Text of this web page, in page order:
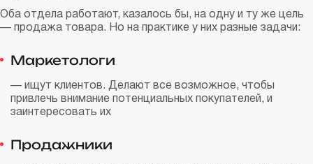
Оба отдела работают, казалось бы, на одну и ту же цель
— продажа товара. Но на практике у них разные задачи:
Маркетологи
— ищут клиентов. Делают все возможное, чтобы
привлечь внимание потенциальных покупателей, и
заинтересовать их
Продажники